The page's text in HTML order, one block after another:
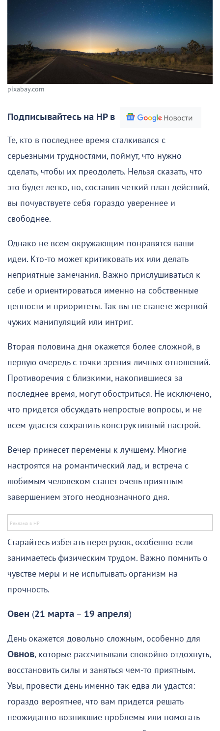
pixabay.com
Подписывайтесь на НР в
Те, кто в последнее время сталкивался с
серьезными трудностями, поймут, что нужно
сделать, чтобы их преодолеть. Нельзя сказать, что
это будет легко, но, составив четкий план действий,
вы почувствуете себя гораздо увереннее и
свободнее.
Однако не всем окружающим понравятся ваши
идеи. Кто-то может критиковать их или делать
неприятные замечания. Важно прислушиваться к
себе и ориентироваться именно на собственные
ценности и приоритеты. Так вы не станете жертвой
чужих манипуляций или интриг.
Вторая половина дня окажется более сложной, в
первую очередь с точки зрения личных отношений.
Противоречия с близкими, накопившиеся за
последнее время, могут обостриться. Не исключено,
что придется обсуждать непростые вопросы, и не
всем удастся сохранить конструктивный настрой.
Вечер принесет перемены к лучшему. Многие
настроятся на романтический лад, и встреча с
любимым человеком станет очень приятным
завершением этого неоднозначного дня.
Старайтесь избегать перегрузок, особенно если
занимаетесь физическим трудом. Важно помнить о
чувстве меры и не испытывать организм на
прочность.
Овен (21 марта – 19 апреля)
День окажется довольно сложным, особенно для
Овнов, которые рассчитывали спокойно отдохнуть,
восстановить силы и заняться чем-то приятным.
Увы, провести день именно так едва ли удастся:
гораздо вероятнее, что вам придется решать
неожиданно возникшие проблемы или помогать